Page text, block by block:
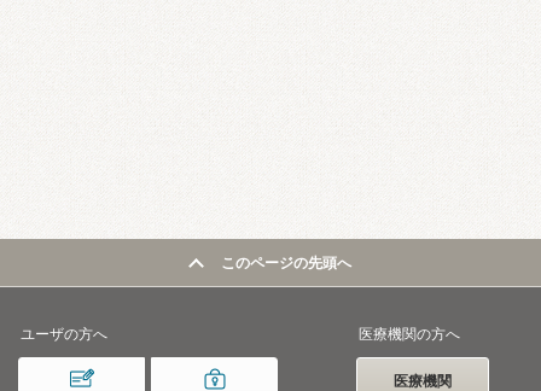
このページの先頭へ
ユーザの方へ 医療機関の方へ
医療機関